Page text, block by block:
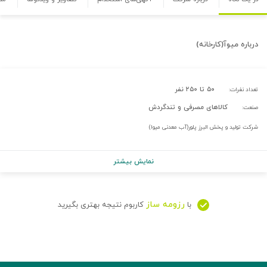
درباره میوآ(کارخانه)
تعداد نفرات: ۵۰ تا ۲۵۰ نفر
صنعت: کالاهای مصرفی و تندگردش
شرکت تولید و پخش البرز پلور(آب معدنی میوا)
نمایش بیشتر
با رزومه ساز کاربوم نتیجه بهتری بگیرید